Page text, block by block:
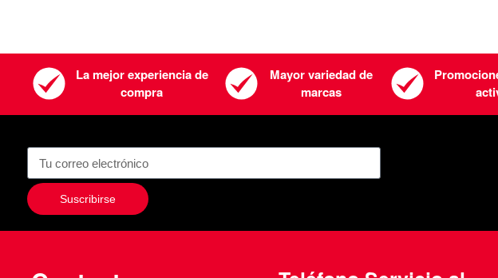
La mejor experiencia de
compra
Mayor variedad de
marcas
Suscribirse